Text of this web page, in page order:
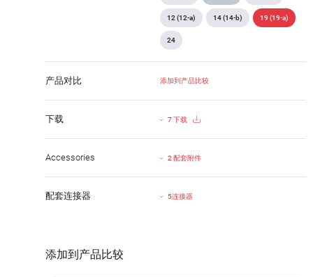
12 (12-a) 14 (14-b) 19 (19-a)
24
产品对比 添加到产品比较
下载 7 下载
Accessories 2 配套附件
配套连接器 5连接器
添加到产品比较